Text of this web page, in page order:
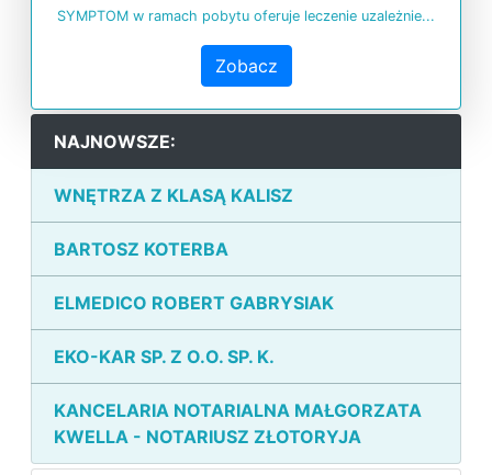
SYMPTOM w ramach pobytu oferuje leczenie uzależnie...
Zobacz
NAJNOWSZE:
WNĘTRZA Z KLASĄ KALISZ
BARTOSZ KOTERBA
ELMEDICO ROBERT GABRYSIAK
EKO-KAR SP. Z O.O. SP. K.
KANCELARIA NOTARIALNA MAŁGORZATA
KWELLA - NOTARIUSZ ZŁOTORYJA